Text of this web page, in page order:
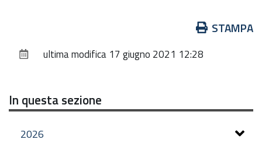
documento
STAMPA
ultima modifica 17 giugno 2021 12:28
In questa sezione
2026